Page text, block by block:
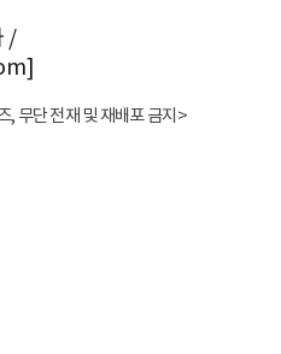
/
, 무단 전재 및 재배포 금지>